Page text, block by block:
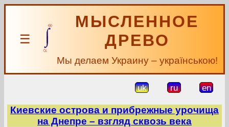
☰
МЫСЛЕННОЕ
ДРЕВО
Мы делаем Украину – українською!
uk ru en
Киевские острова и прибрежные урочища
на Днепре – взгляд сквозь века